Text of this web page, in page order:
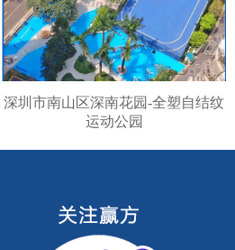
深圳市南山区深南花园-全塑自结纹
运动公园